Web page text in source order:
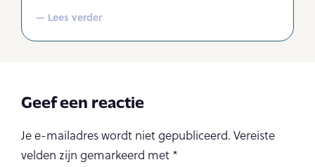
— Lees verder
Geef een reactie
Je e-mailadres wordt niet gepubliceerd. Vereiste
velden zijn gemarkeerd met *